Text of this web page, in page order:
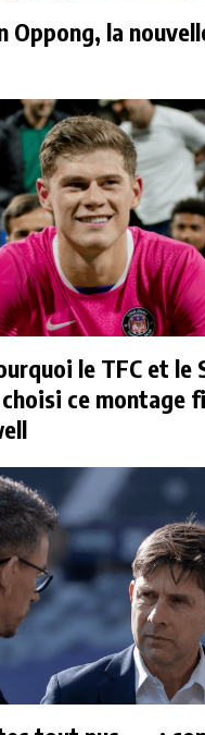
Oppong, la
le TFC et le
ce montage